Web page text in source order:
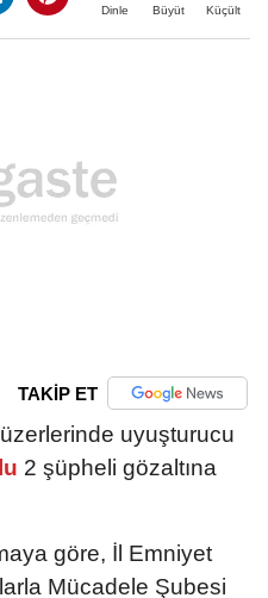
Dinle Büyüt Küçült
TAKİP ET
uyuşturucu
2 şüpheli gözaltına
göre, İl Emniyet
Mücadele Şubesi